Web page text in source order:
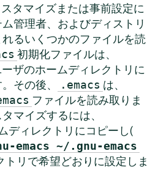
タマイズまたは事前設定に
管理者、およびディストリ
るいくつかのファイルを読
初期化ファイルは、
ザのホームディレクトリに
その後、
.emacs は、
ファイルを読み取りま
マイズするには、
ディレクトリにコピーし(
~/.gnu-emacs
トリで希望どおりに設定しま